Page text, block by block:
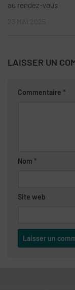
au rendez-vous
LAISSER UN
Commentaire *
Nom *
Site web